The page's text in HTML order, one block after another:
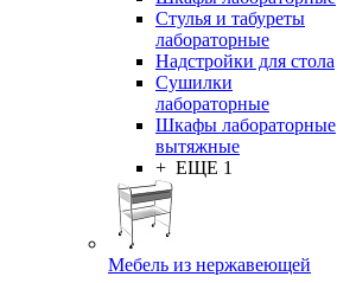
Стулья и табуреты
лабораторные
Надстройки для стола
Сушилки
лабораторные
Шкафы лабораторные
вытяжные
+ ЕЩЕ 1
Мебель из нержавеющей